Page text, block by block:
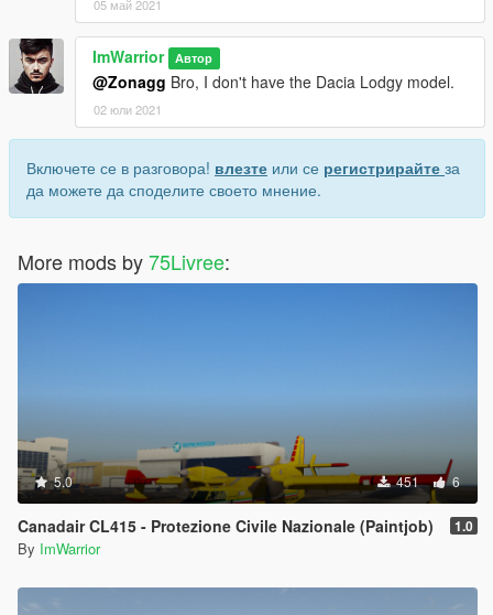
05 май 2021
ImWarrior Автор
@Zonagg Bro, I don't have the Dacia Lodgy model.
02 юли 2021
Включете се в разговора! влезте или се регистрирайте за
да можете да споделите своето мнение.
More mods by75Livree:
5.0 451 6
Canadair CL415 - Protezione Civile Nazionale (Paintjob) 1.0
By ImWarrior